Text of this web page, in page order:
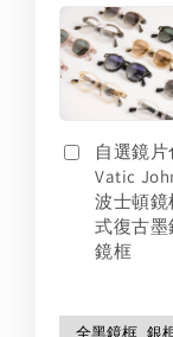
自選鏡片
Vatic
波士頓鏡
式復古墨
鏡框